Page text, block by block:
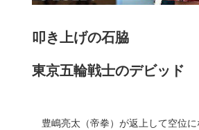
叩き上げの石脇
東京五輪戦士のデビッド
豊嶋亮太（帝拳）が返上して空位